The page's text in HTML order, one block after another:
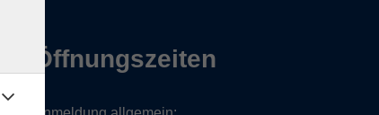
Öffnungszeiten